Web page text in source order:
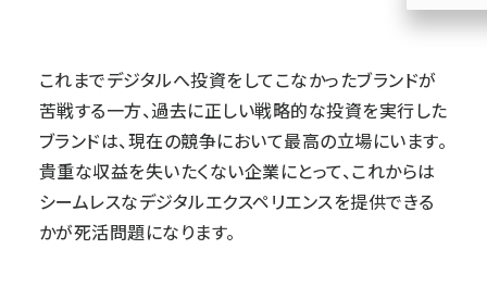
これまでデジタルへ投資をしてこなかったブランドが
苦戦する一方、過去に正しい戦略的な投資を実行した
ブランドは、現在の競争において最高の立場にいます。
貴重な収益を失いたくない企業にとって、これからは
シームレスなデジタルエクスペリエンスを提供できる
かが死活問題になります。
参